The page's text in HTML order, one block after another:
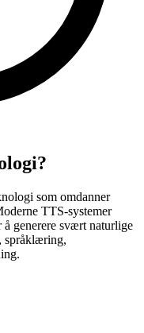
som omdanner
TTS-systemer
generere svært naturlige
språklæring,